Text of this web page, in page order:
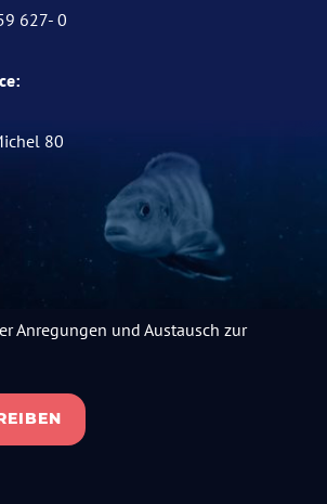
627- 0
80
Anregungen und Austausch zur